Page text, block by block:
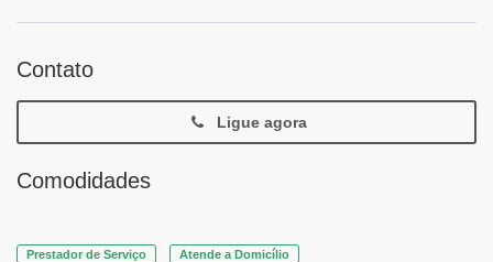
Contato
Ligue agora
Comodidades
Prestador de Serviço Atende a Domicílio